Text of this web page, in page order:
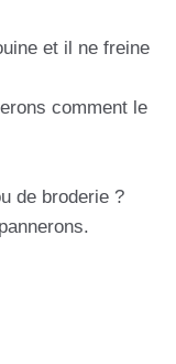
et il ne freine
comment le
de broderie ?